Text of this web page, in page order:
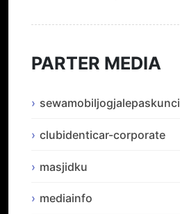
PARTER MEDIA
sewamobiljogjalepaskunci
clubidenticar-corporate
masjidku
mediainfo